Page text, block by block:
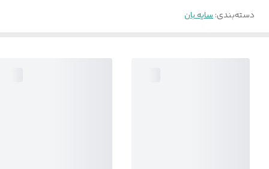
دسته‌بندی:سایه بان